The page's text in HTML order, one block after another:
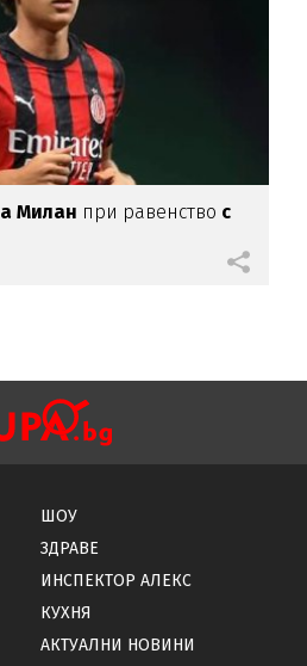
Милан при равенство с
ШОУ
ЗДРАВЕ
ИНСПЕКТОР АЛЕКС
КУХНЯ
АКТУАЛНИ НОВИНИ